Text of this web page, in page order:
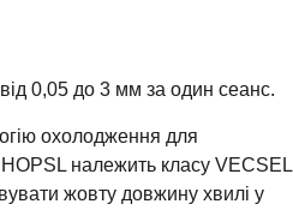
0,05 до 3 мм за один сеанс.
охолодження для
HOPSL належить класу VECSEL
жовту довжину хвилі у